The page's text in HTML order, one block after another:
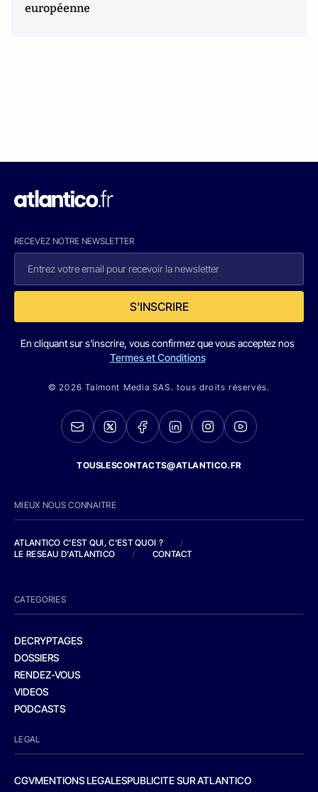
européenne
RECEVEZ NOTRE NEWSLETTER
S'INSCRIRE
En cliquant sur s'inscrire, vous confirmez que vous acceptez nos
Termes et Conditions
© 2026 Talmont Media SAS. tous droits réservés.
TOUSLESCONTACTS@ATLANTICO.FR
MIEUX NOUS CONNAITRE
ATLANTICO C'EST QUI, C'EST QUOI ?
/
LE RESEAU D'ATLANTICO
/ CONTACT
CATEGORIES
DECRYPTAGES
DOSSIERS
RENDEZ-VOUS
VIDEOS
PODCASTS
LEGAL
CGVMENTIONS LEGALESPUBLICITE SUR ATLANTICO